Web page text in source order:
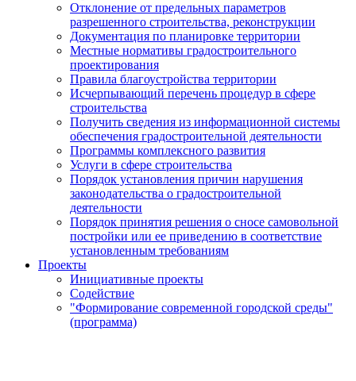
Отклонение от предельных параметров
разрешенного строительства, реконструкции
Документация по планировке территории
Местные нормативы градостроительного
проектирования
Правила благоустройства территории
Исчерпывающий перечень процедур в сфере
строительства
Получить сведения из информационной системы
обеспечения градостроительной деятельности
Программы комплексного развития
Услуги в сфере строительства
Порядок установления причин нарушения
законодательства о градостроительной
деятельности
Порядок принятия решения о сносе самовольной
постройки или ее приведению в соответствие
установленным требованиям
Проекты
Инициативные проекты
Содействие
"Формирование современной городской среды"
(программа)